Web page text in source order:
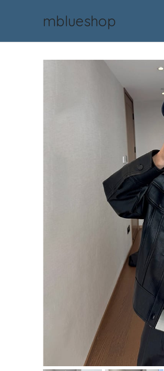
mblueshop